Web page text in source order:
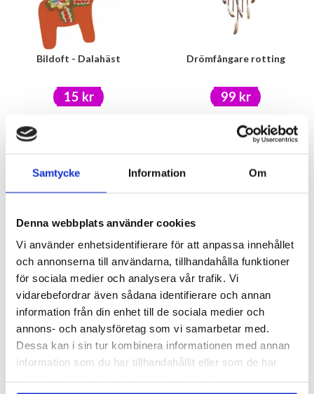
Samtycke Information Om
Denna webbplats använder cookies
Vi använder enhetsidentifierare för att anpassa innehållet
och annonserna till användarna, tillhandahålla funktioner
för sociala medier och analysera vår trafik. Vi
vidarebefordrar även sådana identifierare och annan
information från din enhet till de sociala medier och
annons- och analysföretag som vi samarbetar med.
Dessa kan i sin tur kombinera informationen med annan
information som du har tillhandahållit eller som de har
Bildoft - Dalahäst
15 kr
Drömfångare rotting
99 kr
KÖP
Tvärtomspelet
99 kr
KÖP
Pysselbok A6 - Superheroes
15 kr
KÖP